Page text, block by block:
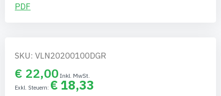
PDF
SKU: VLN20200100DGR
€ 22,00
€ 18,33